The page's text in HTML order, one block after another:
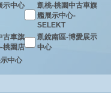
示中心
凱桃-桃園中古車旗
艦展示中心-
SELEKT
古車旗
桃園店
凱銳南區-博愛展示
中心
中心